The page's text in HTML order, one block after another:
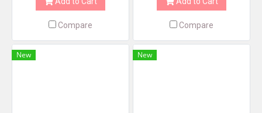
Compare Compare
New New